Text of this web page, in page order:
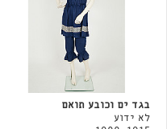
בגד ים וכובע תואם
לא ידוע